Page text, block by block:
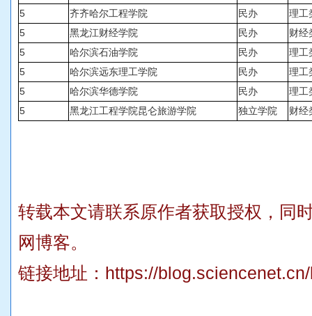
5
齐齐哈尔工程学院 民办
理工
5
黑龙江财经学院 民办
财经
5
哈尔滨石油学院 民办
理工
5
哈尔滨远东理工学院 民办
理工
5
哈尔滨华德学院 民办
理工
5
黑龙江工程学院昆仑旅游学院 独立学院 财经
转载本文请联系原作者获取授权，同
网博客。
链接地址： https://